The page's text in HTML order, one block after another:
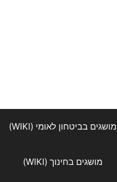
מושגים בביטחון לאומי (WIKI)
מושגים בחינוך (WIKI)